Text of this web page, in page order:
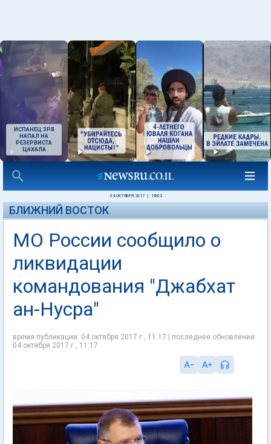
ИСПАНЕЦ ЗРЯ
НАПАЛ НА
РЕЗЕРВИСТА
ЦАХАЛА
04 ОКТЯБРЯ 2017 18:02
БЛИЖНИЙ ВОСТОК
МО России сообщило о
ликвидации
командования "Джабхат
ан-Нусра"
время публикации: 04 октября 2017 г., 11:17 | последнее обновление:
04 октября 2017 г., 11:17